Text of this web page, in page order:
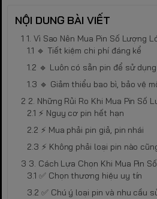
NỘI DUNG BÀI VIẾT
1. Vì Sao Nên Mua Pin Số Lượng
🔹 Tiết kiệm chi phí đáng kể
🔹 Luôn có sẵn pin để sử dụng
🔹 Giảm thiểu bao bì, bảo vệ
2. Những Rủi Ro Khi Mua Pin Số
⚡ Nguy cơ pin hết hạn
⚡ Mua phải pin giả, pin nhái
⚡ Không phải loại pin nào
3. Cách Lựa Chọn Khi Mua Pin
✅ Chọn thương hiệu uy tín
✅ Chú ý loại pin và nhu cầu